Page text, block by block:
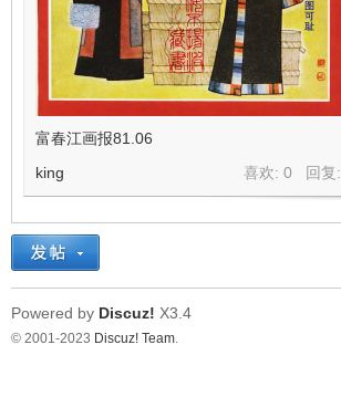
富春江画报81.06
喜欢: 0 回复:
king
Powered by Discuz! X3.4
© 2001-2023 Discuz! Team.